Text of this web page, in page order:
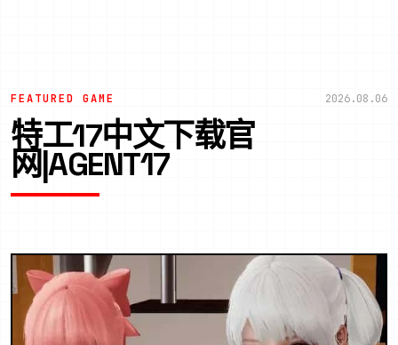
FEATURED GAME 2026.08.06
特工17中文下载官
网|AGENT17